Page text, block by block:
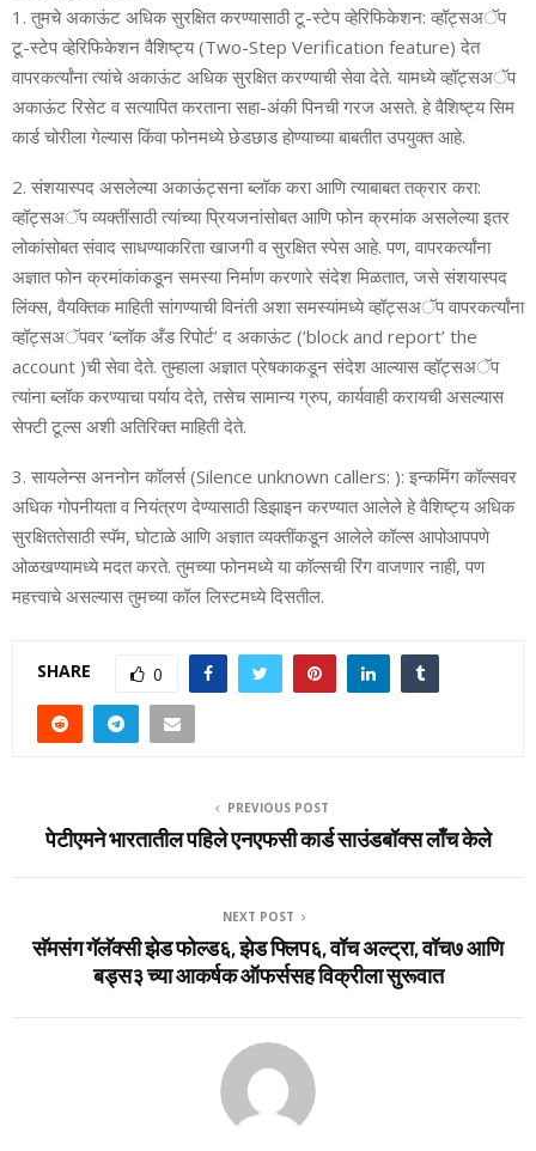
1. तुमचे अकाऊंट अधिक सुरक्षित करण्‍यासाठी टू-स्‍टेप व्‍हेरिफिकेशन: व्‍हॉट्सअॅप
टू-स्‍टेप व्‍हेरिफिकेशन वैशिष्‍ट्य (Two-Step Verification feature) देत
वापरकर्त्‍यांना त्‍यांचे अकाऊंट अधिक सुरक्षित करण्‍याची सेवा देते. यामध्‍ये व्‍हॉट्सअॅप
अकाऊंट रिसेट व सत्‍यापित करताना सहा-अंकी पिनची गरज असते. हे वैशिष्‍ट्य सिम
कार्ड चोरीला गेल्‍यास किंवा फोनमध्‍ये छेडछाड होण्‍याच्‍या बाबतीत उपयुक्‍त आहे.
2. संशयास्‍पद असलेल्‍या अकाऊंट्सना ब्‍लॉक करा आणि त्‍याबाबत तक्रार करा:
व्‍हॉट्सअॅप व्‍यक्‍तींसाठी त्‍यांच्‍या प्रियजनांसोबत आणि फोन क्रमांक असलेल्‍या इतर
लोकांसोबत संवाद साधण्‍याकरिता खाजगी व सुरक्षित स्‍पेस आहे. पण, वापरकर्त्‍यांना
अज्ञात फोन क्रमांकांकडून समस्‍या निर्माण करणारे संदेश मिळतात, जसे संशयास्‍पद
लिंक्‍स, वैयक्तिक माहिती सांगण्‍याची विनंती अशा समस्‍यांमध्‍ये व्‍हॉट्सअॅप वापरकर्त्‍यांना
व्‍हॉट्सअॅपवर ‘ब्‍लॉक अँड रिपोर्ट’ द अकाऊंट (‘block and report’ the
account )ची सेवा देते. तुम्‍हाला अज्ञात प्रेषकाकडून संदेश आल्‍यास व्‍हॉट्सअॅप
त्‍यांना ब्‍लॉक करण्‍याचा पर्याय देते, तसेच सामान्‍य ग्रुप, कार्यवाही करायची असल्‍यास
सेफ्टी टूल्‍स अशी अतिरिक्‍त माहिती देते.
3. सायलेन्‍स अननोन कॉलर्स (Silence unknown callers: ): इन्‍कमिंग कॉल्‍सवर
अधिक गोपनीयता व नियंत्रण देण्‍यासाठी डिझाइन करण्‍यात आलेले हे वैशिष्‍ट्य अधिक
सुरक्षिततेसाठी स्‍पॅम, घोटाळे आणि अज्ञात व्‍यक्‍तींकडून आलेले कॉल्‍स आपोआपपणे
ओळखण्‍यामध्‍ये मदत करते. तुमच्‍या फोनमध्‍ये या कॉल्‍सची रिंग वाजणार नाही, पण
महत्त्वाचे असल्‍यास तुमच्‍या कॉल लिस्‍टमध्‍ये दिसतील.
SHARE 0
PREVIOUS POST
पेटीएमने भारतातील पहिले एनएफसी कार्ड साउंडबॉक्स लाँच केले
NEXT POST
सॅमसंग गॅलॅक्‍सी झेड फोल्‍ड६, झेड फ्लिप६, वॉच अल्‍ट्रा, वॉच७ आणि
बड्स३ च्‍या आकर्षक ऑफर्ससह विक्रीला सुरूवात